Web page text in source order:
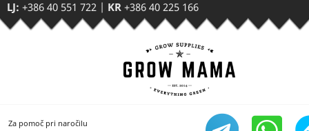
LJ: +386 40 551 722 | KR +386 40 225 166
Za pomoč pri naročilu